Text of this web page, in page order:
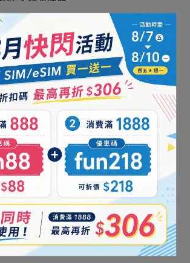
務
上電商及實體門市）
（航空 / 航海 / 機場 / 離島衛星天線設備